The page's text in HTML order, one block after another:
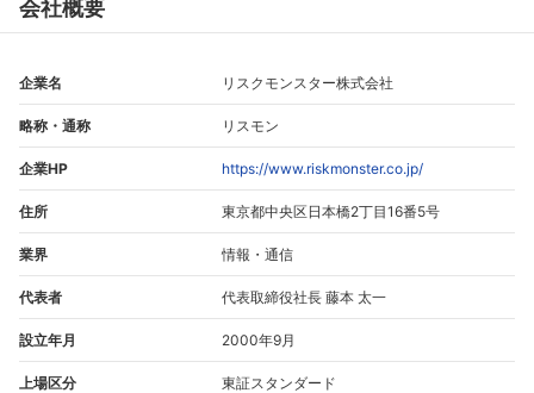
会社概要
企業名 リスクモンスター株式会社
略称・通称 リスモン
企業HP https://www.riskmonster.co.jp/
住所 東京都中央区日本橋2丁目16番5号
業界 情報・通信
代表者 代表取締役社長 藤本 太一
設立年月 2000年9月
上場区分 東証スタンダード